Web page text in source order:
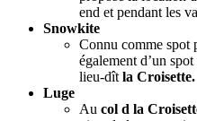
end et pendant les
Snowkite
Connu comme spot
également d’un
lieu-dît la Croisette.
Luge
Au col d la